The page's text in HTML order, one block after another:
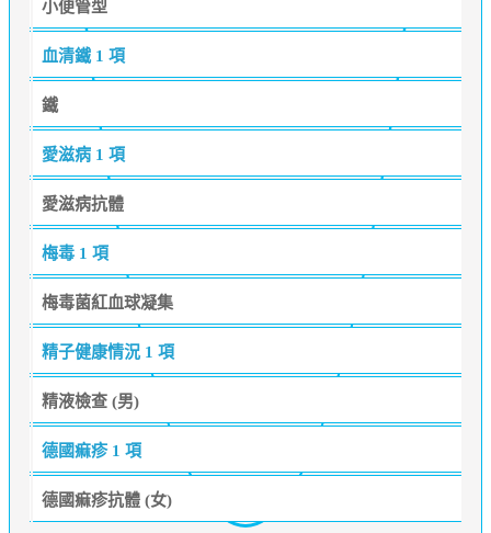
小便管型
血清鐵 1 項
鐵
愛滋病 1 項
愛滋病抗體
梅毒 1 項
梅毒菌紅血球凝集
精子健康情況 1 項
精液檢查 (男)
德國痲疹 1 項
德國痲疹抗體 (女)